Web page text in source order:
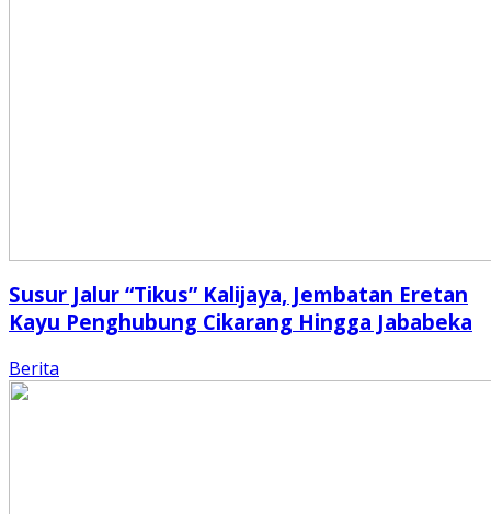
Susur Jalur “Tikus” Kalijaya, Jembatan Eretan
Kayu Penghubung Cikarang Hingga Jababeka
Berita